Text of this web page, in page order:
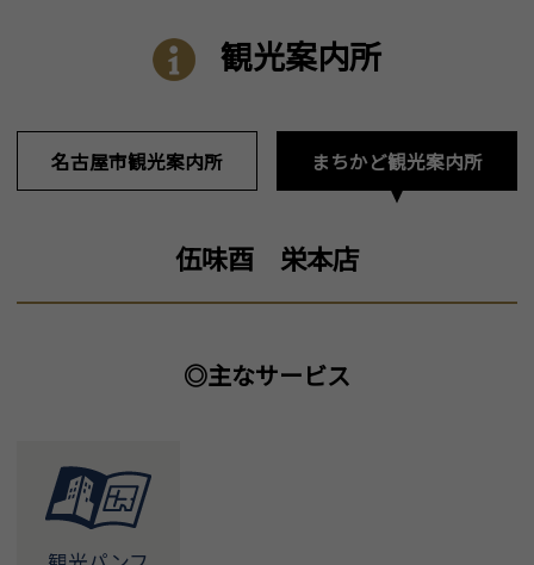
観光案内所
名古屋市観光案内所 まちかど観光案内所
伍味酉 栄本店
◎主なサービス